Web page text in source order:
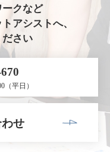
クなど
アシストへ、
さい
（平日）
せ